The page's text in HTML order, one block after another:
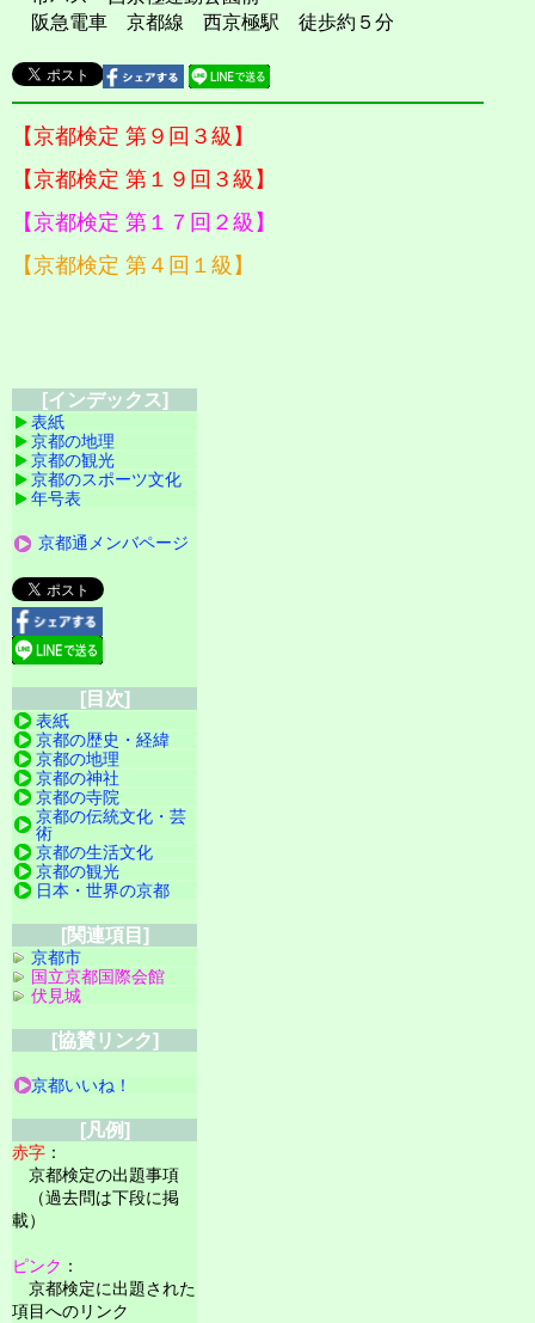
阪急電車 京都線 西京極駅 徒歩約５分
【京都検定 第９回３級】
【京都検定 第１９回３級】
【京都検定 第１７回２級】
【京都検定 第４回１級】
[インデックス]
表紙
京都の地理
京都の観光
京都のスポーツ文化
年号表
京都通メンバページ
[目次]
表紙
京都の歴史・経緯
京都の地理
京都の神社
京都の寺院
京都の伝統文化・芸
術
京都の生活文化
京都の観光
日本・世界の京都
[関連項目]
京都市
国立京都国際会館
伏見城
[協賛リンク]
京都いいね！
[凡例]
赤字 ：
京都検定の出題事項
（過去問は下段に掲
載）
ピンク ：
京都検定に出題された
項目へのリンク